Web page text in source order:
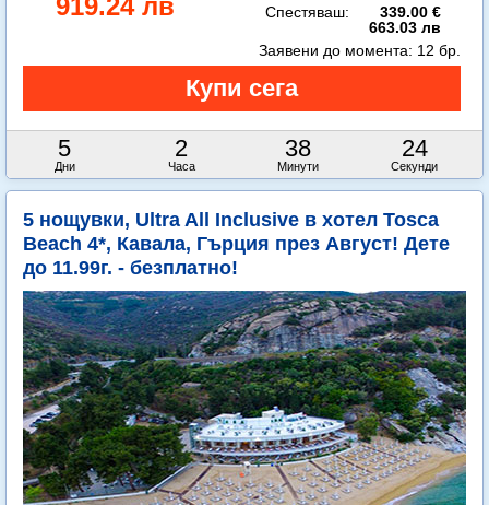
919.24 лв Спестяваш:
339.00 €
663.03 лв
5
Дни
2
Часа
38
Минути
22
Секунди
Заявени до момента: 12 бр.
5 нощувки, Ultra All Inclusive в хотел Tosca
Beach 4*, Кавала, Гърция през Август! Дете
до 11.99г. - безплатно!